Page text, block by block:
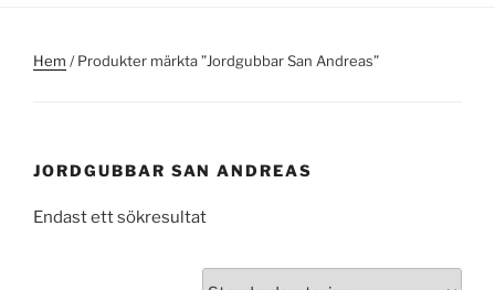
Hem / Produkter märkta ”Jordgubbar San Andreas”
JORDGUBBAR SAN ANDREAS
Endast ett sökresultat